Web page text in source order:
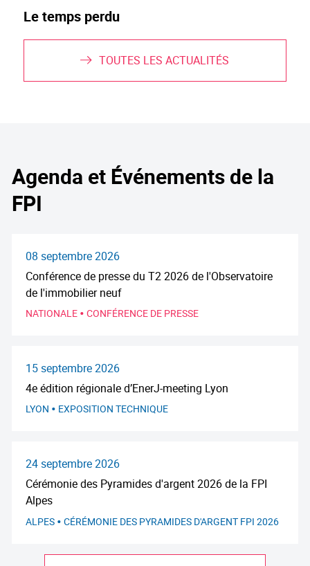
Le temps perdu
TOUTES LES ACTUALITÉS
Agenda et Événements de la
FPI
08 septembre 2026
Conférence de presse du T2 2026 de l'Observatoire
de l'immobilier neuf
NATIONALE • CONFÉRENCE DE PRESSE
15 septembre 2026
4e édition régionale d’EnerJ-meeting Lyon
LYON • EXPOSITION TECHNIQUE
24 septembre 2026
Cérémonie des Pyramides d'argent 2026 de la FPI
Alpes
ALPES • CÉRÉMONIE DES PYRAMIDES D'ARGENT FPI 2026